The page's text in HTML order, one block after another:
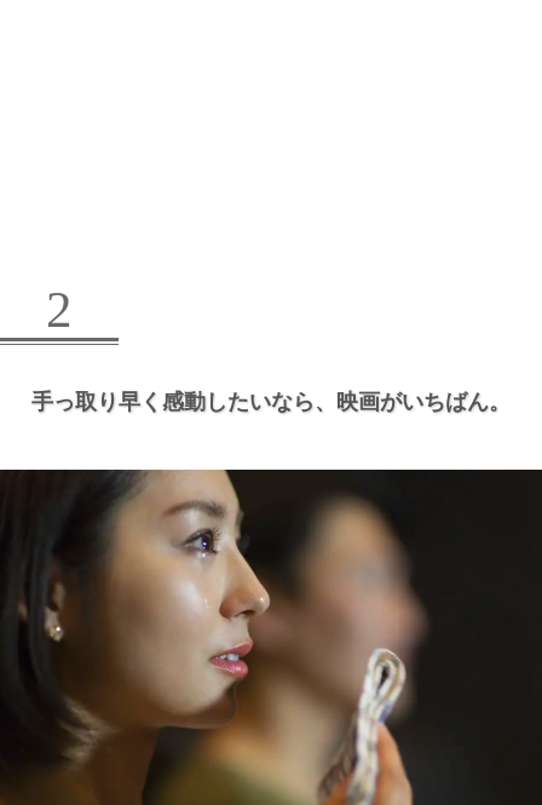
2
手っ取り早く感動したいなら、 映画がいちばん。